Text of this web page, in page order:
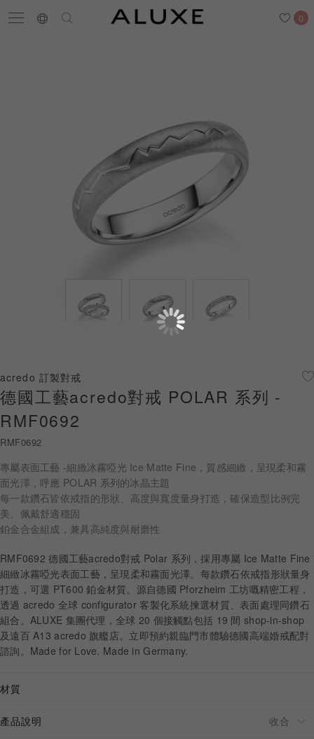
0
預約來店
黃金金飾
關於ALUXE
最新消息
婚禮護照
線上購物
LANGUAGE
acredo 訂製對戒
德國工藝acredo對戒 POLAR 系列 -
RMF0692
RMF0692
專屬表面工藝 -細緻冰霧啞光 Ice Matte Fine，質感細緻，呈現柔和霧
面光澤，呼應 POLAR 系列的冰晶主題
每一款鑽石皆依戒指的形狀、高度與寬度量身打造，確保造型比例完
美、佩戴舒適穩固
鉑金合金組成，兼具高純度與耐磨性
RMF0692 德國工藝acredo對戒 Polar 系列，採用專屬 Ice Matte Fine
細緻冰霧啞光表面工藝，呈現柔和霧面光澤。每款鑽石依戒指形狀量身
打造，可選 PT600 鉑金材質。源自德國 Pforzheim 工坊嘅精密工程，
透過 acredo 全球 configurator 客製化系統揀選材質、表面處理同鑽石
組合。ALUXE 集團代理，全球 20 個接觸點包括 19 間 shop-in-shop
及遠百 A13 acredo 旗艦店。立即預約親臨門市體驗德國高端婚戒配對
諮詢。Made for Love. Made in Germany.
材質
產品說明